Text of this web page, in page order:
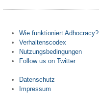
Wie funktioniert Adhocracy?
Verhaltenscodex
Nutzungsbedingungen
Follow us on Twitter
Datenschutz
Impressum